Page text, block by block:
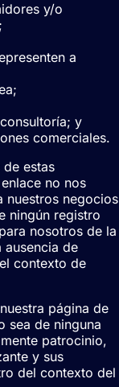
y/o
a
y
comerciales.
estas
no nos
nuestros negocios
ningún registro
nosotros de la
de
contexto de
página de
sea de ninguna
patrocinio,
y sus
del contexto del